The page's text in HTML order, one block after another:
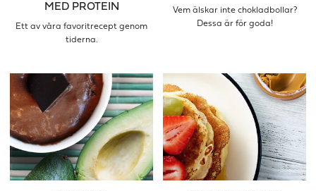
MED PROTEIN
Ett av våra favoritrecept genom
tiderna.
Vem älskar inte chokladbollar?
Dessa är för goda!